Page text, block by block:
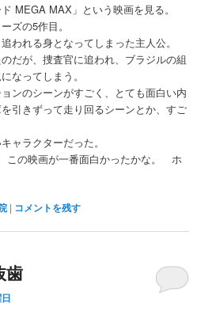
MEGA MAX」という映画を見る。
ズの5作目。
われる身となってしまった主人公。
だが、捜査官に追われ、ブラジルの組
なってしまう。
ンのシーンがすごく、とても面白い内
引きずって走り回るシーンとか、すご
ャラクターだった。
この映画が一番面白かったかな。 ホ
| コメントを残す
歯